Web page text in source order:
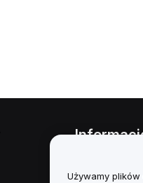
interesów
Używamy